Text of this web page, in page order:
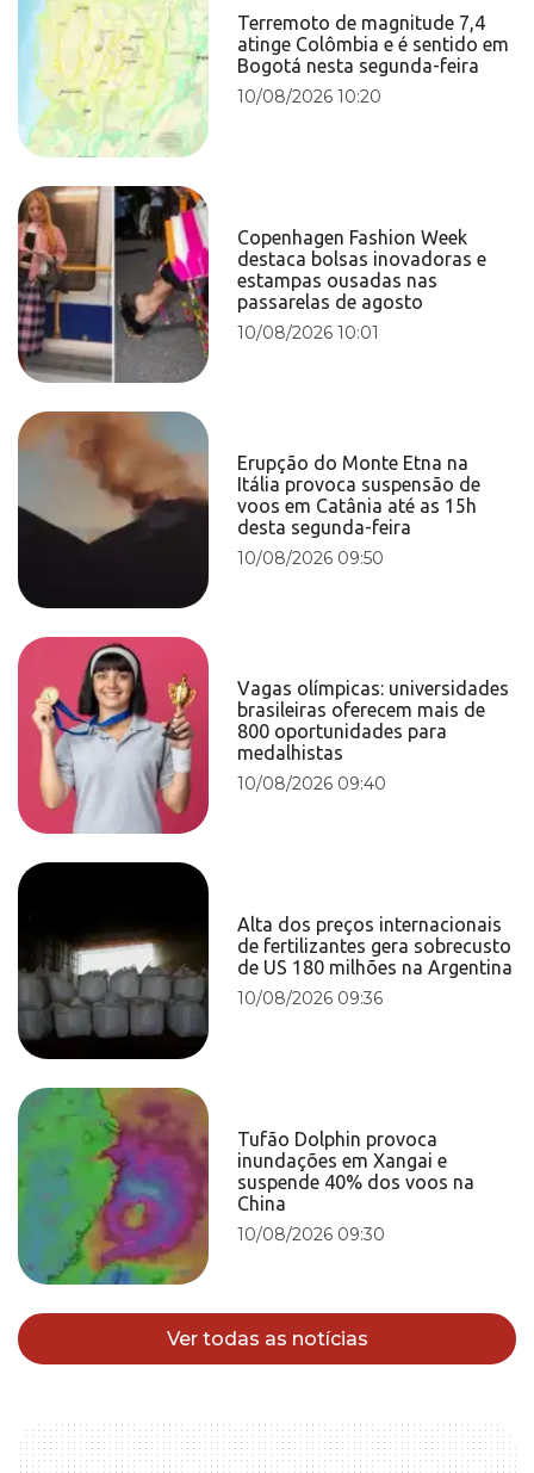
Terremoto de magnitude 7,4
atinge Colômbia e é sentido em
Bogotá nesta segunda-feira
10/08/2026 10:20
Copenhagen Fashion Week
destaca bolsas inovadoras e
estampas ousadas nas
passarelas de agosto
10/08/2026 10:01
Erupção do Monte Etna na
Itália provoca suspensão de
voos em Catânia até as 15h
desta segunda-feira
10/08/2026 09:50
Vagas olímpicas: universidades
brasileiras oferecem mais de
800 oportunidades para
medalhistas
10/08/2026 09:40
Alta dos preços internacionais
de fertilizantes gera sobrecusto
de US 180 milhões na Argentina
10/08/2026 09:36
Tufão Dolphin provoca
inundações em Xangai e
suspende 40% dos voos na
China
10/08/2026 09:30
Ver todas as notícias